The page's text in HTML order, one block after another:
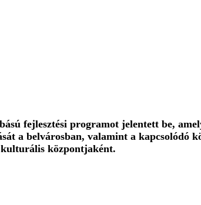
fejlesztési programot jelentett be,
a belvárosban, valamint a kapcsolódó
központjaként.